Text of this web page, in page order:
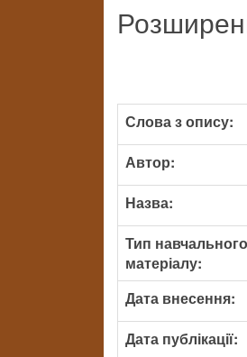
Слова з опису:
Автор:
Назва:
Тип навчального
матеріалу:
Дата внесення:
Дата публікації: